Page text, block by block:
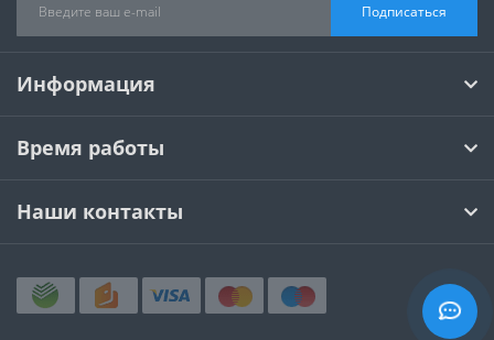
Подписаться
Информация
Время работы
Наши контакты